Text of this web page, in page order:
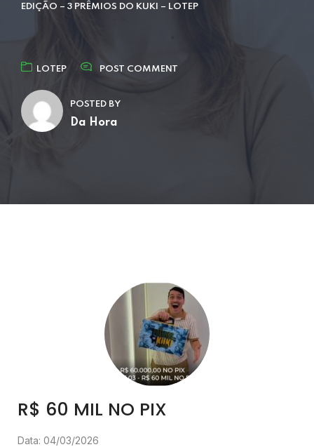
EDIÇÃO – 3 PRÊMIOS DO KUKI – LOTEP
LOTEP POST COMMENT
POSTED BY
Da Hora
R$ 60 MIL NO PIX
Data: 04/03/2026